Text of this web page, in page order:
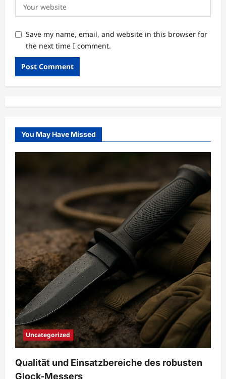
Save my name, email, and website in this browser for
the next time I comment.
You May Have Missed
Uncategorized
Qualität und Einsatzbereiche des robusten
Glock-Messers